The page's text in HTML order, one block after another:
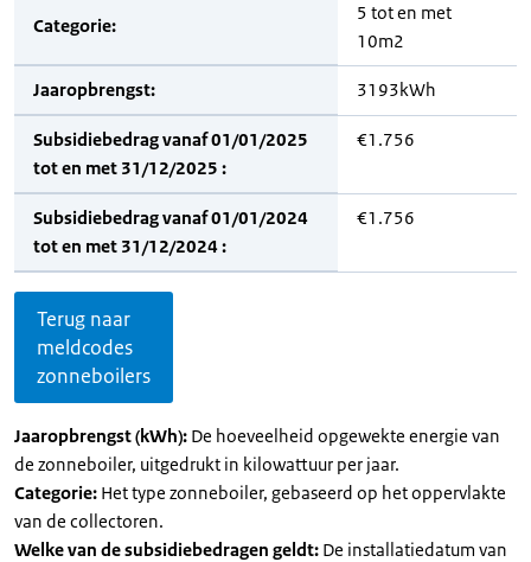
Categorie:
5 tot en met
10m2
Jaaropbrengst: 3193kWh
Subsidiebedrag vanaf 01/01/2025
tot en met 31/12/2025 :
€1.756
Subsidiebedrag vanaf 01/01/2024
tot en met 31/12/2024 :
€1.756
Terug naar
meldcodes
zonneboilers
Jaaropbrengst (kWh): De hoeveelheid opgewekte energie van
de zonneboiler, uitgedrukt in kilowattuur per jaar.
Categorie: Het type zonneboiler, gebaseerd op het oppervlakte
van de collectoren.
Welke van de subsidiebedragen geldt: De installatiedatum van